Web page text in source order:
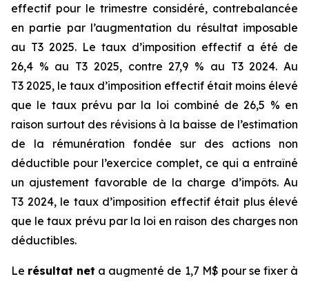
effectif pour le trimestre considéré, contrebalancée
en partie par l’augmentation du résultat imposable
au T3 2025. Le taux d’imposition effectif a été de
26,4 % au T3 2025, contre 27,9 % au T3 2024. Au
T3 2025, le taux d’imposition effectif était moins élevé
que le taux prévu par la loi combiné de 26,5 % en
raison surtout des révisions à la baisse de l’estimation
de la rémunération fondée sur des actions non
déductible pour l’exercice complet, ce qui a entraîné
un ajustement favorable de la charge d’impôts. Au
T3 2024, le taux d’imposition effectif était plus élevé
que le taux prévu par la loi en raison des charges non
déductibles.
Le résultat net a augmenté de 1,7 M$ pour se fixer à